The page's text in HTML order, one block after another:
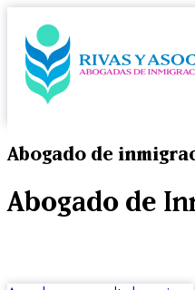
Abogado de
Abogado de